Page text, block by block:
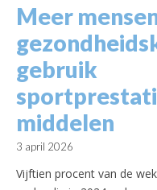
Meer
gebruik
middelen
3 april 2026
Vijftien procent van de